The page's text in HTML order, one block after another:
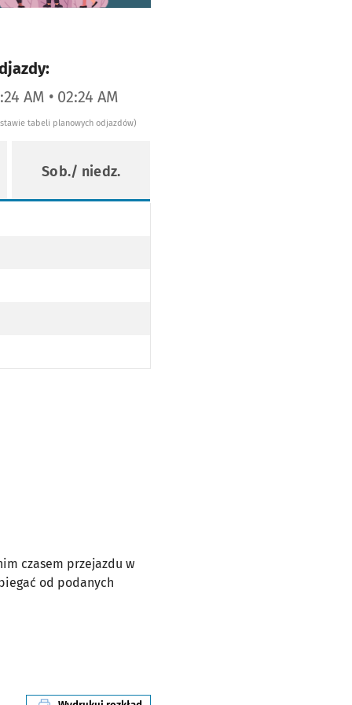
AM • 02:24 AM
tabeli planowych odjazdów)
Sob./ niedz.
czasem przejazdu w
od podanych